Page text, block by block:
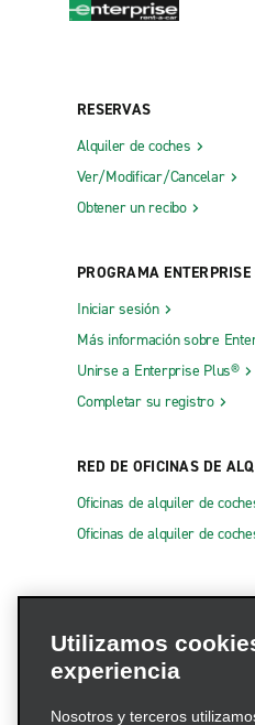
RESERVAS
Alquiler de coches
Ver/Modificar/Cancelar
Obtener un recibo
PROGRAMA
Iniciar sesión
Más información sobre
Unirse a Enterprise Plus®
Completar su registro
RED DE OFICINAS DE
Oficinas de alquiler de
Oficinas de alquiler de
Utilizamos
experiencia
Nosotros y terceros